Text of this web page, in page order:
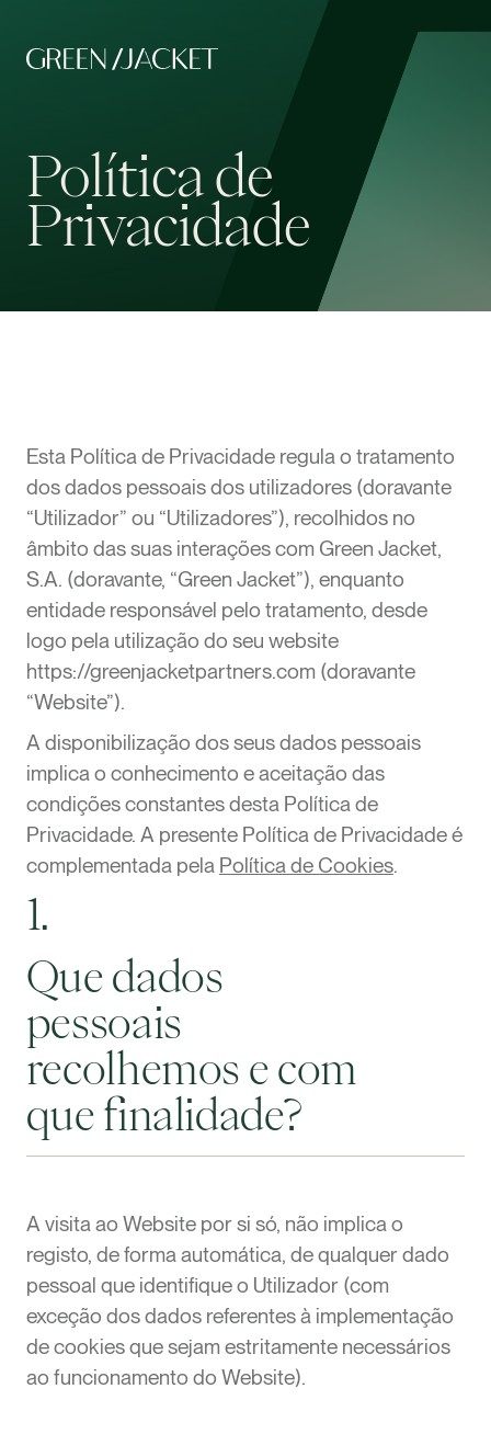
Lin kedinIns tagram
Política de
Privacidade
Esta Política de Privacidade regula o tratamento
dos dados pessoais dos utilizadores (doravante
“Utilizador” ou “Utilizadores”), recolhidos no
âmbito das suas interações com Green Jacket,
S.A. (doravante, “Green Jacket”), enquanto
entidade responsável pelo tratamento, desde
logo pela utilização do seu website
https://greenjacketpartners.com (doravante
“Website”).
A disponibilização dos seus dados pessoais
implica o conhecimento e aceitação das
condições constantes desta Política de
Privacidade. A presente Política de Privacidade é
complementada pela Política de Cookies.
1.
Que dados
pessoais
recolhemos e com
que finalidade?
A visita ao Website por si só, não implica o
registo, de forma automática, de qualquer dado
pessoal que identifique o Utilizador (com
exceção dos dados referentes à implementação
de cookies que sejam estritamente necessários
ao funcionamento do Website).